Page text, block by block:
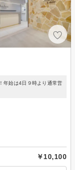
年始は4日９時より通常営
￥10,100